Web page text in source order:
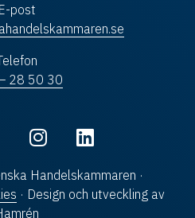
E-post
28 50 30
Handelskammaren ·
· Design och utveckling av